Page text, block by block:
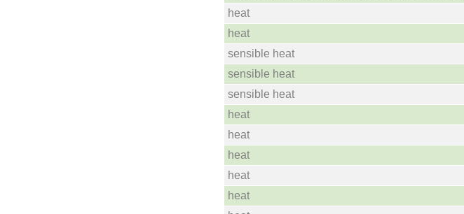
heat
heat
sensible heat
sensible heat
sensible heat
heat
heat
heat
heat
heat